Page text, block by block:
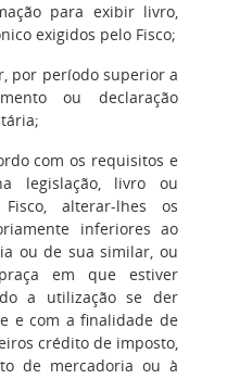
para exibir livro,
exigidos pelo Fisco;
por período superior a
ou declaração
com os requisitos e
legislação, livro ou
alterar-lhes os
inferiores ao
ou de sua similar, ou
em que estiver
a utilização se der
e com a finalidade de
crédito de imposto,
de mercadoria ou à